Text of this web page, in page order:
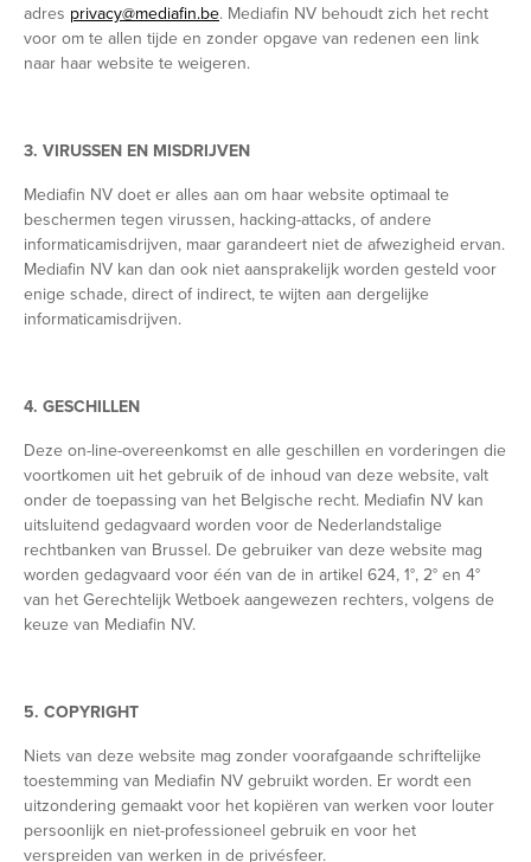
adres privacy@mediafin.be. Mediafin NV behoudt zich het recht
voor om te allen tijde en zonder opgave van redenen een link
naar haar website te weigeren.
3. VIRUSSEN EN MISDRIJVEN
Mediafin NV doet er alles aan om haar website optimaal te
beschermen tegen virussen, hacking-attacks, of andere
informaticamisdrijven, maar garandeert niet de afwezigheid ervan.
Mediafin NV kan dan ook niet aansprakelijk worden gesteld voor
enige schade, direct of indirect, te wijten aan dergelijke
informaticamisdrijven.
4. GESCHILLEN
Deze on-line-overeenkomst en alle geschillen en vorderingen die
voortkomen uit het gebruik of de inhoud van deze website, valt
onder de toepassing van het Belgische recht. Mediafin NV kan
uitsluitend gedagvaard worden voor de Nederlandstalige
rechtbanken van Brussel. De gebruiker van deze website mag
worden gedagvaard voor één van de in artikel 624, 1°, 2° en 4°
van het Gerechtelijk Wetboek aangewezen rechters, volgens de
keuze van Mediafin NV.
5. COPYRIGHT
Niets van deze website mag zonder voorafgaande schriftelijke
toestemming van Mediafin NV gebruikt worden. Er wordt een
uitzondering gemaakt voor het kopiëren van werken voor louter
persoonlijk en niet-professioneel gebruik en voor het
verspreiden van werken in de privésfeer.